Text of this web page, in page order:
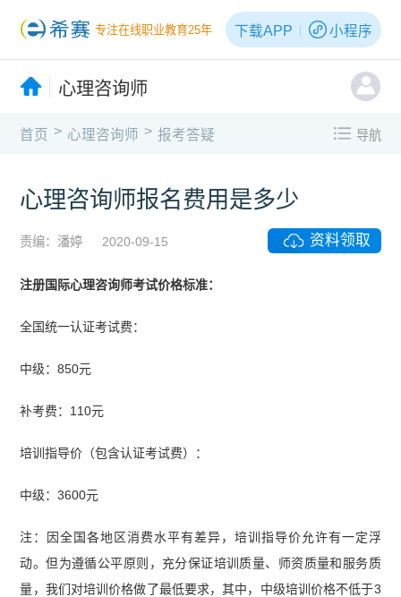
专注在线职业教育25年 下载APP 小程序
心理咨询师
首页 > 心理咨询师 > 报考答疑 导航
心理咨询师报名费用是多少
责编：潘婷 2020-09-15 资料领取
注册国际心理咨询师考试价格标准：
全国统一认证考试费：
中级：850元
补考费：110元
培训指导价（包含认证考试费）：
中级：3600元
注：因全国各地区消费水平有差异，培训指导价允许有一定浮
动。但为遵循公平原则，充分保证培训质量、师资质量和服务质
量，我们对培训价格做了最低要求，其中，中级培训价格不低于3